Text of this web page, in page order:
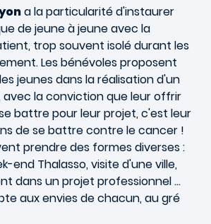
a la particularité d'instaurer
de jeune à jeune avec la
trop souvent isolé durant les
Les bénévoles proposent
jeunes dans la réalisation d'un
avec la conviction que leur offrir
battre pour leur projet, c'est leur
de se battre contre le cancer !
prendre des formes diverses :
end Thalasso, visite d'une ville,
dans un projet professionnel ...
aux envies de chacun, au gré